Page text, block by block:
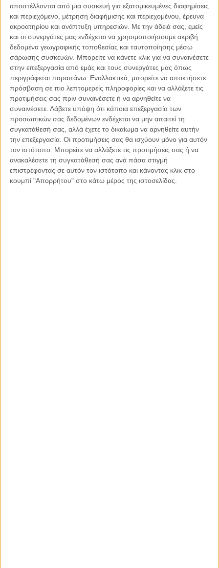
αποστέλλονται από μια συσκευή για εξατομικευμένες διαφημίσεις
και περιεχόμενο, μέτρηση διαφήμισης και περιεχομένου, έρευνα
ακροατηρίου και ανάπτυξη υπηρεσιών. Με την άδειά σας, εμείς
και οι συνεργάτες μας ενδέχεται να χρησιμοποιήσουμε ακριβή
δεδομένα γεωγραφικής τοποθεσίας και ταυτοποίησης μέσω
σάρωσης συσκευών. Μπορείτε να κάνετε κλικ για να συναινέσετε
στην επεξεργασία από εμάς και τους συνεργάτες μας όπως
περιγράφεται παραπάνω. Εναλλακτικά, μπορείτε να αποκτήσετε
πρόσβαση σε πιο λεπτομερείς πληροφορίες και να αλλάξετε τις
προτιμήσεις σας πριν συναινέσετε ή να αρνηθείτε να
συναινέσετε. Λάβετε υπόψη ότι κάποια επεξεργασία των
προσωπικών σας δεδομένων ενδέχεται να μην απαιτεί τη
συγκατάθεσή σας, αλλά έχετε το δικαίωμα να αρνηθείτε αυτήν
την επεξεργασία. Οι προτιμήσεις σας θα ισχύουν μόνο για αυτόν
τον ιστότοπο. Μπορείτε να αλλάξετε τις προτιμήσεις σας ή να
ανακαλέσετε τη συγκατάθεσή σας ανά πάσα στιγμή
επιστρέφοντας σε αυτόν τον ιστότοπο και κάνοντας κλικ στο
κουμπί "Απορρήτου" στο κάτω μέρος της ιστοσελίδας.
Πώς σε κατάντησαν έτσι;
Εσύ ήσουν πρώτη σ’ όλα. Στον πολιτισμό, στον τουρισμό,
στην οικονομία στην διασκέδαση…. σ’ όλα.